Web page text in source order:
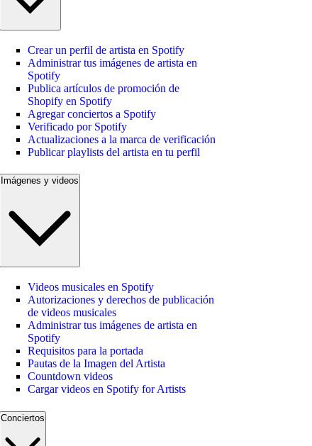
Crear un perfil de artista en Spotify
Administrar tus imágenes de artista en
Spotify
Publica artículos de promoción de
Shopify en Spotify
Agregar conciertos a Spotify
Verificado por Spotify
Actualizaciones a la marca de verificación
Publicar playlists del artista en tu perfil
Imágenes y videos
Videos musicales en Spotify
Autorizaciones y derechos de publicación
de videos musicales
Administrar tus imágenes de artista en
Spotify
Requisitos para la portada
Pautas de la Imagen del Artista
Countdown videos
Cargar videos en Spotify for Artists
Conciertos